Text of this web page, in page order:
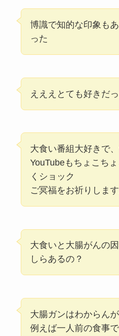
博識で知的な印象も
った
えええとても好きだ
大食い番組大好きで
YouTubeもちょこち
くショック
ご冥福をお祈りします
大食いと大腸がんの
しらあるの？
大腸ガンはわからんが
例えば一人前の食事